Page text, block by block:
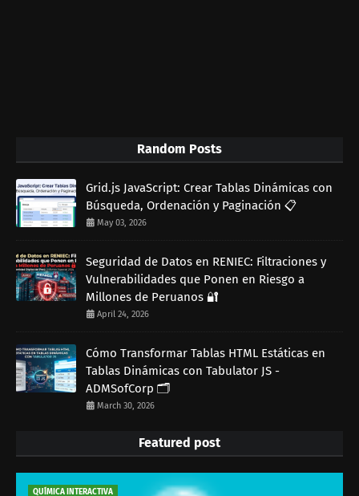
Random Posts
Grid.js JavaScript: Crear Tablas Dinámicas con
Búsqueda, Ordenación y Paginación 📋
May 03, 2026
Seguridad de Datos en RENIEC: Filtraciones y
Vulnerabilidades que Ponen en Riesgo a
Millones de Peruanos 🔐
April 24, 2026
Cómo Transformar Tablas HTML Estáticas en
Tablas Dinámicas con Tabulator JS -
ADMSofCorp 🗂️
March 30, 2026
Featured post
QUÍMICA INTERACTIVA